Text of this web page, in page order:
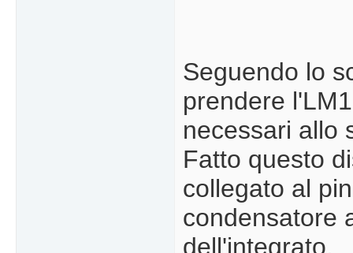
Seguendo lo
prendere
necessari allo
Fatto questo
collegato al
condensatore
dell'integrato.